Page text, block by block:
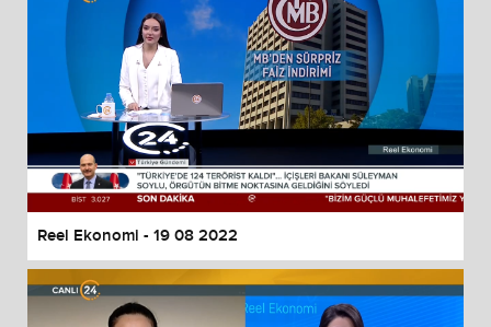
Reel Ekonomi - 19 08 2022